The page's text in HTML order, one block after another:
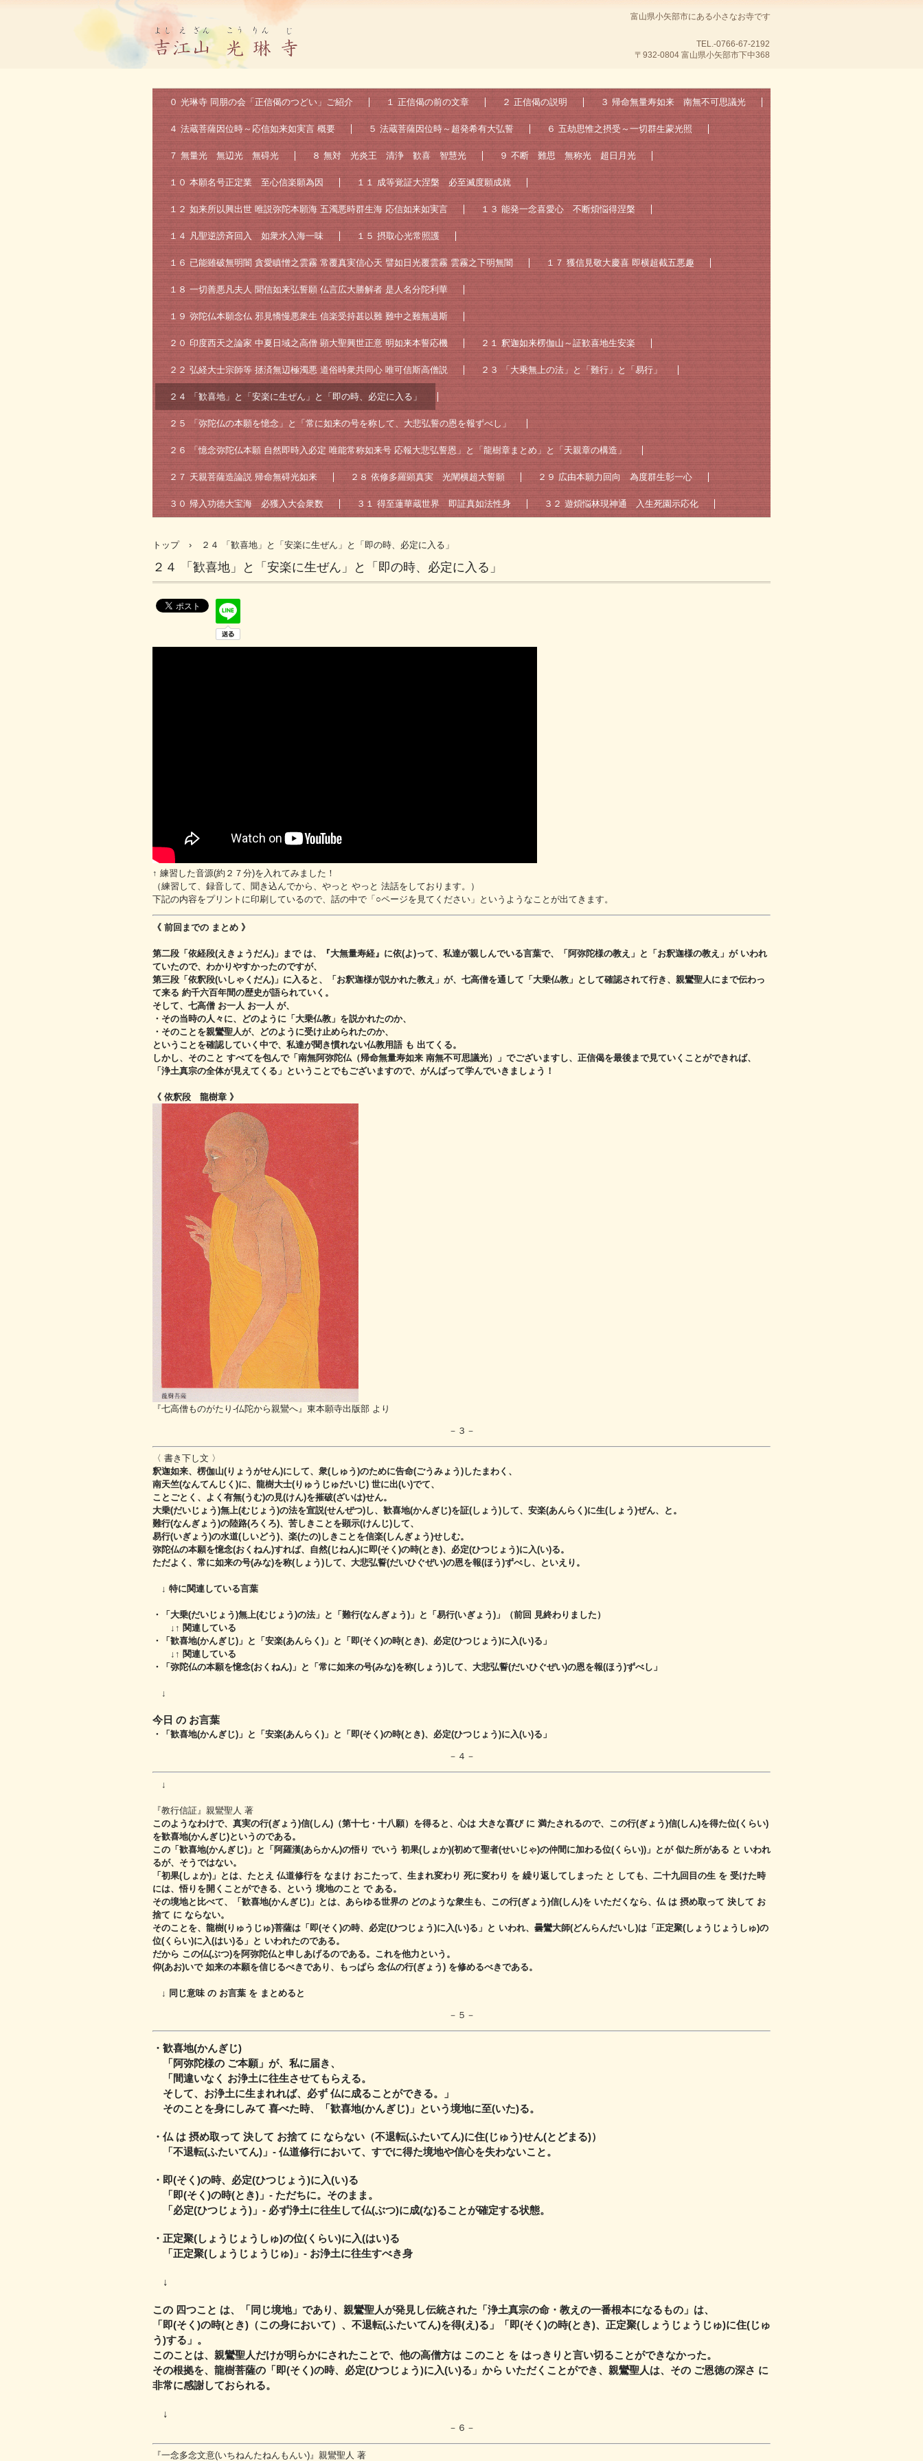
真宗大谷派 光琳寺 ホームページ
富山県小矢部市にある小さなお寺です
TEL.-0766-67-2192
〒932-0804 富山県小矢部市下中368
０ 光琳寺 同朋の会「正信偈のつどい」ご紹介 １ 正信偈の前の文章 ２ 正信偈の説明 ３ 帰命無量寿如来 南無不可思議光
４ 法蔵菩薩因位時～応信如来如実言 概要 ５ 法蔵菩薩因位時～超発希有大弘誓 ６ 五劫思惟之摂受～一切群生蒙光照
７ 無量光 無辺光 無碍光 ８ 無対 光炎王 清浄 歓喜 智慧光 ９ 不断 難思 無称光 超日月光
１０ 本願名号正定業 至心信楽願為因 １１ 成等覚証大涅槃 必至滅度願成就
１２ 如来所以興出世 唯説弥陀本願海 五濁悪時群生海 応信如来如実言 １３ 能発一念喜愛心 不断煩悩得涅槃
１４ 凡聖逆謗斉回入 如衆水入海一味 １５ 摂取心光常照護
１６ 已能雖破無明闇 貪愛瞋憎之雲霧 常覆真実信心天 譬如日光覆雲霧 雲霧之下明無闇 １７ 獲信見敬大慶喜 即横超截五悪趣
１８ 一切善悪凡夫人 聞信如来弘誓願 仏言広大勝解者 是人名分陀利華
１９ 弥陀仏本願念仏 邪見憍慢悪衆生 信楽受持甚以難 難中之難無過斯
２０ 印度西天之論家 中夏日域之高僧 顕大聖興世正意 明如来本誓応機 ２１ 釈迦如来楞伽山～証歓喜地生安楽
２２ 弘経大士宗師等 拯済無辺極濁悪 道俗時衆共同心 唯可信斯高僧説 ２３ 「大乗無上の法」と「難行」と「易行」
２４ 「歓喜地」と「安楽に生ぜん」と「即の時、必定に入る」
２５ 「弥陀仏の本願を憶念」と「常に如来の号を称して、大悲弘誓の恩を報ずべし」
２６ 「憶念弥陀仏本願 自然即時入必定 唯能常称如来号 応報大悲弘誓恩」と「龍樹章まとめ」と「天親章の構造」
２７ 天親菩薩造論説 帰命無碍光如来 ２８ 依修多羅顕真実 光闡横超大誓願 ２９ 広由本願力回向 為度群生彰一心
３０ 帰入功徳大宝海 必獲入大会衆数 ３１ 得至蓮華蔵世界 即証真如法性身 ３２ 遊煩悩林現神通 入生死園示応化
トップ › ２４ 「歓喜地」と「安楽に生ぜん」と「即の時、必定に入る」
２４ 「歓喜地」と「安楽に生ぜん」と「即の時、必定に入る」
↑ 練習した音源(約２７分)を入れてみました！
（練習して、録音して、聞き込んでから、やっと やっと 法話をしております。）
下記の内容をプリントに印刷しているので、話の中で「○ページを見てください」というようなことが出てきます。
《 前回までの まとめ 》
第二段「依経段(えきょうだん)」まで は、『大無量寿経』に依(よ)って、私達が親しんでいる言葉で、
「阿弥陀様の教え」と「お釈迦様の教え」が いわれ
ていたので、 わかりやすかったのですが、
第三段「依釈段(いしゃくだん)」に入ると、「お釈迦様が説かれた教え」が、 七高僧を通して「大乗仏教」として確認されて行き、 親鸞聖人にまで伝わっ
て来る 約千六百年間の歴史が語られていく。
そして、七高僧 お一人 お一人 が、
・その当時の人々に、どのように「大乗仏教」を説かれたのか、
・そのことを親鸞聖人が、どのように受け止められたのか、
ということを確認していく中で、私達が聞き慣れない仏教用語 も 出てくる。
しかし、そのこと すべてを包んで「南無阿弥陀仏（帰命無量寿如来 南無不可思議光）」でございますし、正信偈を最後まで見ていくことができれば、
「浄土真宗の全体が見えてくる」ということでもございますので、 がんばって学んでいきましょう！
《 依釈段 龍樹章 》
『七高僧ものがたり-仏陀から親鸞へ』東本願寺出版部 より
－３－
〈 書き下し文 〉
釈迦如来、楞伽山(りょうがせん)にして、衆(しゅう)のために告命(ごうみょう)したまわく、
南天竺(なんてんじく)に、龍樹大士(りゅうじゅだいじ) 世に出(い)でて、
ことごとく、よく有無(うむ)の見(けん)を摧破(ざいは)せん。
大乗(だいじょう)無上(むじょう)の法を宣説(せんぜつ)し、歓喜地(かんぎじ)を証(しょう)して、安楽(あんらく)に生(しょう)ぜん、と。
難行(なんぎょう)の陸路(ろくろ)、苦しきことを顕示(けんじ)して、
易行(いぎょう)の水道(しいどう)、楽(たの)しきことを信楽(しんぎょう)せしむ。
弥陀仏の本願を憶念(おくねん)すれば、自然(じねん)に即(そく)の時(とき)、必定(ひつじょう)に入(い)る。
ただよく、常に如来の号(みな)を称(しょう)して、大悲弘誓(だいひぐぜい)の恩を報(ほう)ずべし、といえり。
↓ 特に関連している言葉
・「大乗(だいじょう)無上(むじょう)の法」と「難行(なんぎょう)」と「易行(いぎょう)」（前回 見終わりました）
↓↑ 関連している
・「歓喜地(かんぎじ)」と「安楽(あんらく)」と「即(そく)の時(とき)、必定(ひつじょう)に入(い)る」
↓↑ 関連している
・「弥陀仏の本願を憶念(おくねん)」と「常に如来の号(みな)を称(しょう)して、大悲弘誓(だいひぐぜい)の恩を報(ほう)ずべし」
↓
今日 の お言葉
・「歓喜地(かんぎじ)」と「安楽(あんらく)」と「即(そく)の時(とき)、必定(ひつじょう)に入(い)る」
－４－
↓
『教行信証』親鸞聖人 著
このようなわけで、真実の行(ぎょう)信(しん)（第十七・十八願）を得ると、心は 大きな喜び に 満たされるので、この行(ぎょう)信(しん)を得た位(くらい)
を歓喜地(かんぎじ)というのである。
この「歓喜地(かんぎじ)」と「阿羅漢(あらかん)の悟り でいう 初果(しょか)(初めて聖者(せいじゃ)の仲間に加わる位(くらい))」 とが 似た所がある と いわれ
るが、そうではない。
「初果(しょか)」とは、たとえ 仏道修行を なまけ おこたって、 生まれ変わり 死に変わり を 繰り返してしまった と しても、 二十九回目の生 を 受けた時
には、悟りを開くことができる、
という 境地のこと で ある。
その境地と比べて、「歓喜地(かんぎじ)」とは、 あらゆる世界の どのような衆生も、この行(ぎょう)信(しん)を いただくなら、 仏 は 摂め取って 決して お
捨て に ならない。
そのことを、龍樹(りゅうじゅ)菩薩は「即(そく)の時、必定(ひつじょう)に入(い)る」と いわれ、 曇鸞大師(どんらんだいし)は「正定聚(しょうじょうしゅ)の
位(くらい)に入(はい)る」と いわれたのである。
だから この仏(ぶつ)を阿弥陀仏と申しあげるのである。これを他力という。
仰(あお)いで 如来の本願を信じるべきであり、もっぱら 念仏の行(ぎょう) を修めるべきである。
↓ 同じ意味 の お言葉 を まとめると
－５－
・歓喜地(かんぎじ)
「阿弥陀様の ご本願」が、私に届き、
「間違いなく お浄土に往生させてもらえる。
そして、お浄土に生まれれば、必ず 仏に成ることができる。」
そのことを身にしみて 喜べた時、「歓喜地(かんぎじ)」という境地に至(いた)る。
・仏 は 摂め取って 決して お捨て に ならない（不退転(ふたいてん)に住(じゅう)せん(とどまる)）
「不退転(ふたいてん)」‐ 仏道修行において、すでに得た境地や信心を失わないこと。
・即(そく)の時、必定(ひつじょう)に入(い)る
「即(そく)の時(とき)」‐ ただちに。そのまま。
「必定(ひつじょう)」‐ 必ず浄土に往生して仏(ぶつ)に成(な)ることが確定する状態。
・正定聚(しょうじょうしゅ)の位(くらい)に入(はい)る
「正定聚(しょうじょうじゅ)」‐ お浄土に往生すべき身
↓
この 四つこと は、「同じ境地」であり、 親鸞聖人が発見し伝統された「浄土真宗の命・教えの一番根本になるもの」は、
「即(そく)の時(とき)（この身において）、不退転(ふたいてん)を得(え)る」「即(そく)の時(とき)、正定聚(しょうじょうじゅ)に住(じゅ
う)する」。
このことは、親鸞聖人だけが明らかにされたことで、 他の高僧方は このこと を はっきりと言い切ることができなかった。
その根拠を、龍樹菩薩の「即(そく)の時、必定(ひつじょう)に入(い)る」から いただくことができ、 親鸞聖人は、その ご恩徳の深さ に
非常に感謝しておられる。
↓
－６－
『一念多念文意(いちねんたねんもんい)』親鸞聖人 著